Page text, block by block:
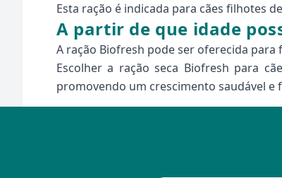
Esta ração é indicada para cães filhotes
A partir de que idade
A ração Biofresh pode ser oferecida
Escolher a ração seca Biofresh para
promovendo um crescimento saudável e